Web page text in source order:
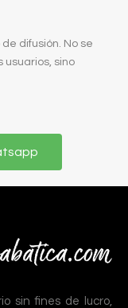
difusión. No se
sino
sin fines de lucro,